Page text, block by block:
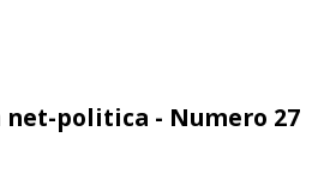
politica - Numero 27